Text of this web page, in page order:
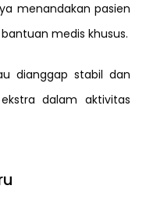
menandakan pasien
medis khusus.
dianggap stabil dan
dalam aktivitas